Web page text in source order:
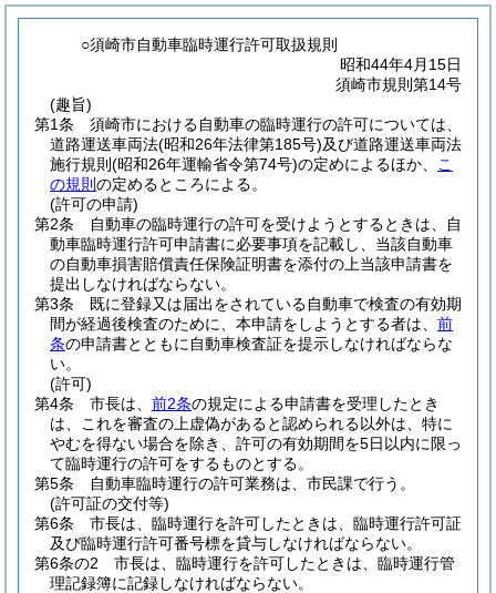
○須崎市自動車臨時運行許可取扱規則
昭和44年4月15日
須崎市規則第14号
(趣旨)
第1条
須崎市における自動車の臨時運行の許可については、
道路運送車両法(昭和26年法律第185号)及び道路運送車両法
施行規則 (昭和26年運輸省令第74号)の定めによるほか、
こ
の規則 の定めるところによる。
(許可の申請)
第2条
自動車の臨時運行の許可を受けようとするときは、自
動車臨時運行許可申請書に必要事項を記載し、当該自動車
の自動車損害賠償責任保険証明書を添付の上当該申請書を
提出しなければならない。
第3条
既に登録又は届出をされている自動車で検査の有効期
間が経過後検査のために、本申請をしようとする者は、 前
条の申請書とともに自動車検査証を提示しなければならな
い。
(許可)
第4条
市長は、 前2条の規定による申請書を受理したとき
は、これを審査の上虚偽があると認められる以外は、特に
やむを得ない場合を除き、許可の有効期間を5日以内に限っ
て臨時運行の許可をするものとする。
第5条
自動車臨時運行の許可業務は、市民課で行う。
(許可証の交付等)
第6条
市長は、臨時運行を許可したときは、臨時運行許可証
及び臨時運行許可番号標を貸与しなければならない。
第6条の2
市長は、臨時運行を許可したときは、臨時運行管
理記録簿に記録しなければならない。